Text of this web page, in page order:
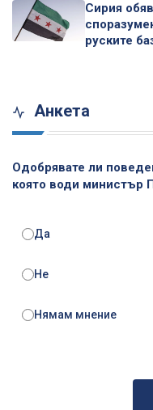
Сирия
руските
Анкета
Одобрявате ли
която води министър
Да
Не
Нямам мнение